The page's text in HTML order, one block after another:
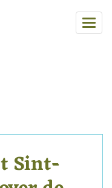
Sint-